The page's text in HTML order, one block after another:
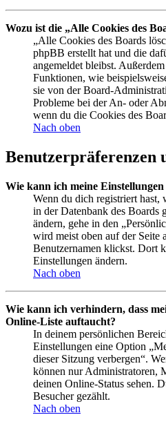
Wozu ist die „Alle Cookies des
„Alle Cookies des Boards
phpBB erstellt hat und die
angemeldet bleibst.
Funktionen, wie
sie von der Board-
Probleme bei der An- oder
wenn du die Cookies des
Nach oben
Benutzerpräferenzen
Wie kann ich meine
Wenn du dich registriert hast,
in der Datenbank des Boards
ändern, gehe in den
wird meist oben auf der Seite
Benutzernamen klickst. Dort
Einstellungen ändern.
Nach oben
Wie kann ich verhindern, dass
Online-Liste auftaucht?
In deinem persönlichen
Einstellungen eine Option
dieser Sitzung verbergen“.
können nur Administratoren,
deinen Online-Status sehen.
Besucher gezählt.
Nach oben